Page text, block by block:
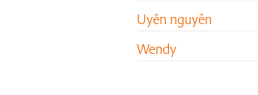
Uyên nguyên
Wendy